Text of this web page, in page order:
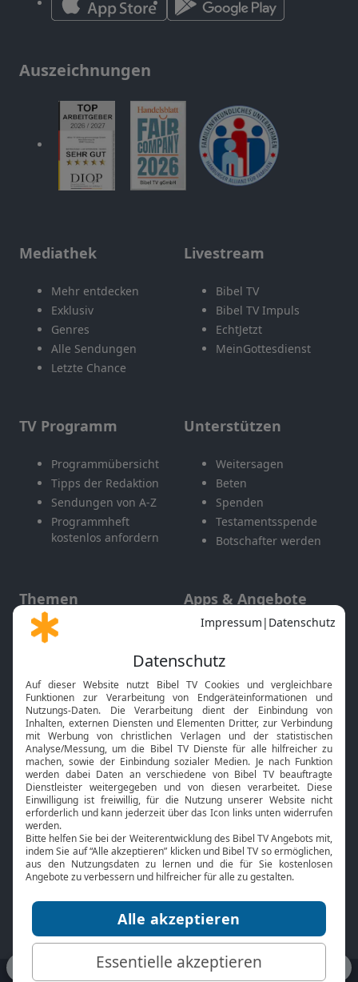
Auszeichnungen
Mediathek
Mehr entdecken
Exklusiv
Genres
Alle Sendungen
Letzte Chance
Livestream
Bibel TV
Bibel TV Impuls
EchtJetzt
MeinGottesdienst
TV Programm
Programmübersicht
Tipps der Redaktion
Sendungen von A-Z
Programmheft
kostenlos anfordern
Unterstützen
Weitersagen
Beten
Spenden
Testamentsspende
Botschafter werden
Themen
Gott und Bibel erklärt
Neuigkeiten
Apps & Angebote
Mobile App
Smart TV
HbbTV
Bibelthek Online-Bibel
Nächster Gottesdienst
Bibel TV
Über uns
Jobs
Mediadaten
Service
Kontakt
TV-Empfang